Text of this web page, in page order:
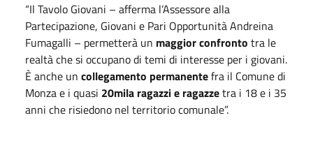
“Il Tavolo Giovani – afferma l’Assessore alla
Partecipazione, Giovani e Pari Opportunità Andreina
Fumagalli – permetterà un maggior confronto tra le
realtà che si occupano di temi di interesse per i giovani.
È anche un collegamento permanentefra il Comune di
Monza e i quasi 20mila ragazzi e ragazzetra i 18 e i 35
anni che risiedono nel territorio comunale”.